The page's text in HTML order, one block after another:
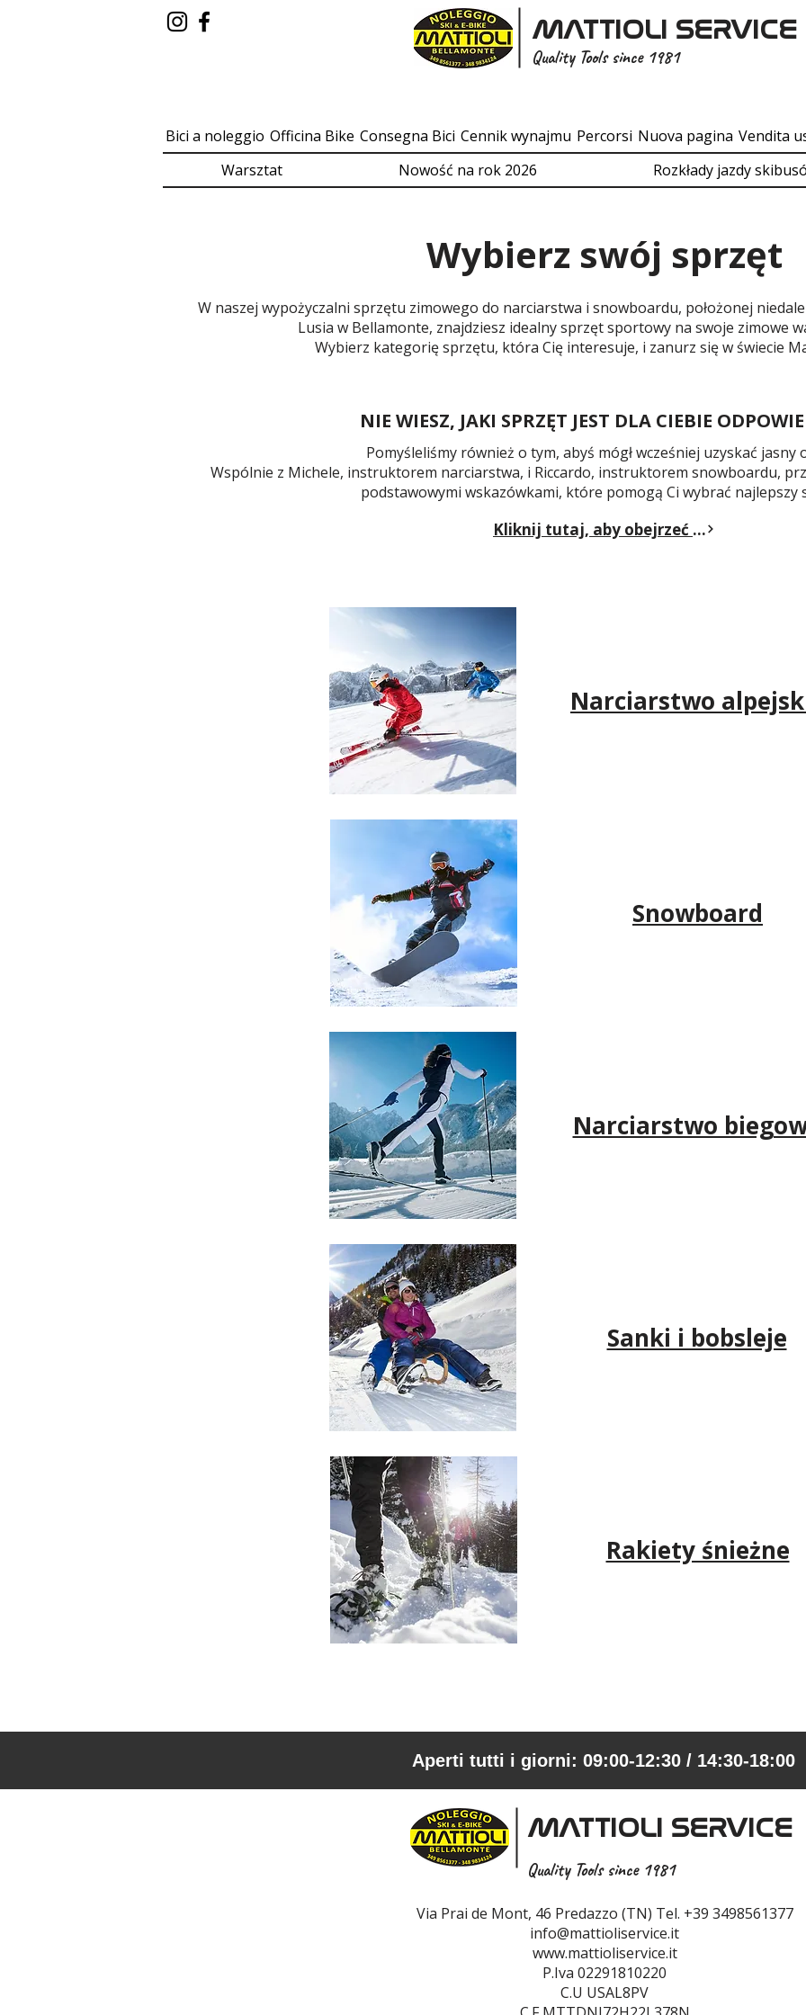
MATTIOLI SERVICE
Quality Tools since 1981
Bici a noleggio Officina Bike Consegna Bici Cennik wynajmu Percorsi Nuova pagina Vendita
Warsztat
Nowość na rok 2026 Rozkłady jazdy
Wybierz swój sprzęt
W naszej wypożyczalni sprzętu zimowego do narciarstwa i snowboardu, położonej
Lusia w Bellamonte, znajdziesz idealny sprzęt sportowy na swoje zimowe
Wybierz kategorię sprzętu, która Cię interesuje, i zanurz się w świecie
NIE WIESZ, JAKI SPRZĘT JEST DLA CIEBIE
Pomyśleliśmy również o tym, abyś mógł wcześniej uzyskać jasny
Wspólnie z Michele, instruktorem narciarstwa, i Riccardo, instruktorem snowboardu,
podstawowymi wskazówkami, które pomogą Ci wybrać najlepszy
Kliknij tutaj, aby obejrzeć filmy
Narciarstwo
Snowboard
Narciarstwo
Sanki i bobsleje
Rakiety śnieżne
Aperti tutti i giorni: 09:00-12:30 / 14:30-18:00
MATTIOLI SERVICE
Quality Tools since 1981
Via Prai de Mont, 46 Predazzo (TN) Tel. +39 3498561377
info@mattioliservice.it
www.mattioliservice.it
P.Iva 02291810220
C.U USAL8PV